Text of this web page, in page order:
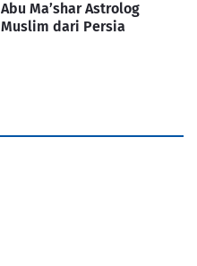
Abu Ma’shar Astrolog
Muslim dari Persia